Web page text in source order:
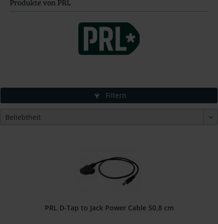
Produkte von PRL
Filtern
PRL D-Tap to Jack Power Cable 50,8 cm